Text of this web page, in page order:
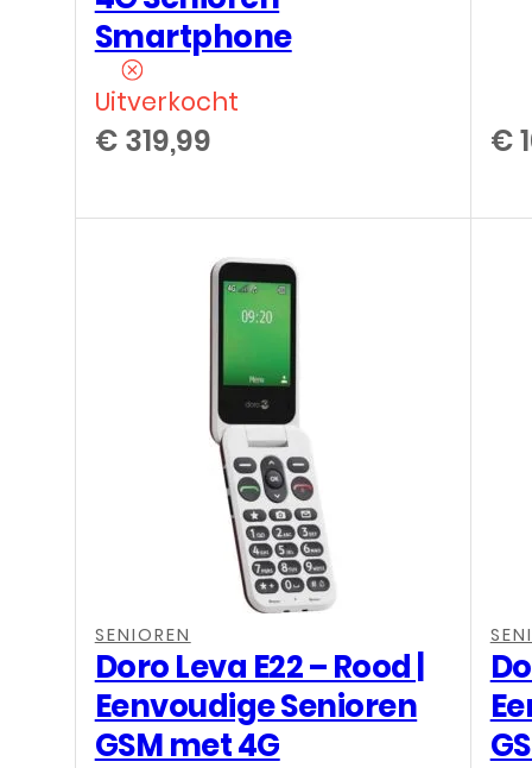
Smartphone
Uitverkocht
€ 319,99 €
SENIOREN
Doro Leva E22 – Rood |
Eenvoudige Senioren
GSM met 4G